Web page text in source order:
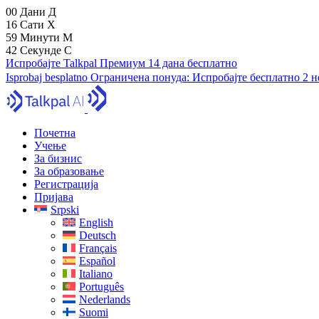
00 Дани Д
16 Сати Х
59 Минути М
41 Секунде С
Испробајте Talkpal Премиум 14 дана бесплатно
Isprobaj besplatno Ограничена понуда: Испробајте бесплатно 2
Почетна
Учење
За бизнис
За образовање
Регистрација
Пријава
Srpski
English
Deutsch
Français
Español
Italiano
Português
Nederlands
Suomi